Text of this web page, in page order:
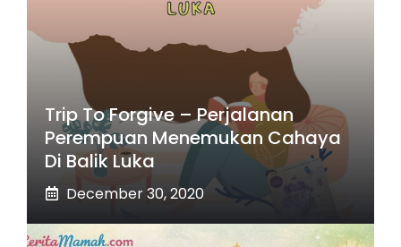
Trip To Forgive – Perjalanan
Perempuan Menemukan Cahaya
Di Balik Luka
December 30, 2020